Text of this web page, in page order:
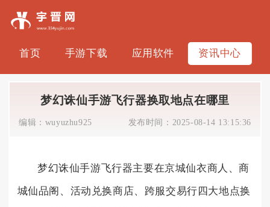
首页 手游下载 应用软件 资讯中心
梦幻诛仙手游飞行器换取地点在哪里
编辑： wuyuzhu925 发布时间： 2025-08-14 13:15:36
梦幻诛仙手游飞行器主要在京城仙衣商人、商
城仙品阁、活动兑换商店、跨服交易行四大地点换